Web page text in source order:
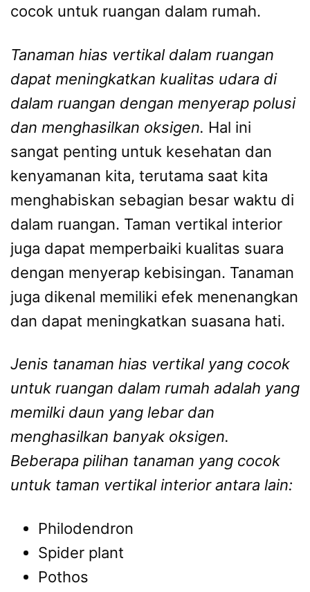
cocok untuk ruangan dalam rumah.
Tanaman hias vertikal dalam ruangan
dapat meningkatkan kualitas udara di
dalam ruangan dengan menyerap polusi
dan menghasilkan oksigen. Hal ini
sangat penting untuk kesehatan dan
kenyamanan kita, terutama saat kita
menghabiskan sebagian besar waktu di
dalam ruangan. Taman vertikal interior
juga dapat memperbaiki kualitas suara
dengan menyerap kebisingan. Tanaman
juga dikenal memiliki efek menenangkan
dan dapat meningkatkan suasana hati.
Jenis tanaman hias vertikal yang cocok
untuk ruangan dalam rumah adalah yang
memilki daun yang lebar dan
menghasilkan banyak oksigen.
Beberapa pilihan tanaman yang cocok
untuk taman vertikal interior antara lain:
Philodendron
Spider plant
Pothos